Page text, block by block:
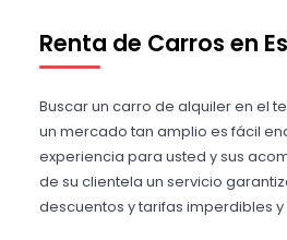
Renta de Carros en
Buscar un carro de alquiler en el
un mercado tan amplio es fácil
experiencia para usted y sus
de su clientela un servicio
descuentos y tarifas imperdibles